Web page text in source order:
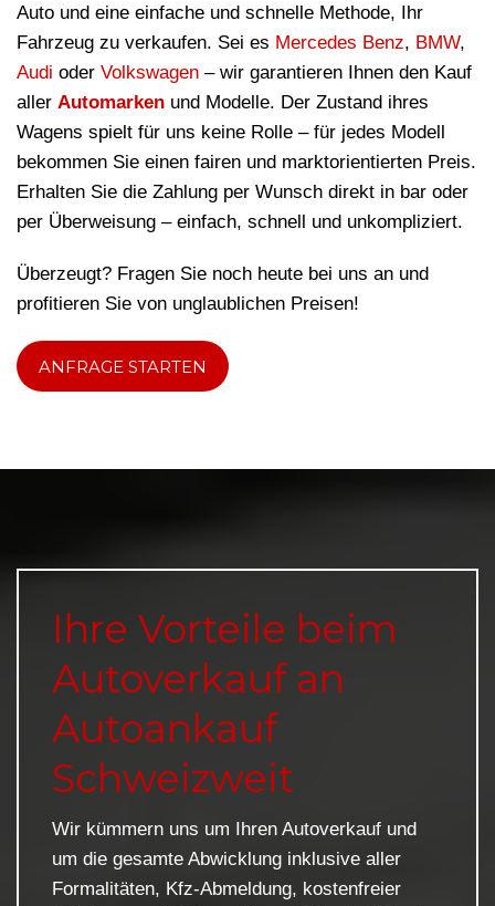
Auto und eine einfache und schnelle Methode, Ihr
Fahrzeug zu verkaufen. Sei es Mercedes Benz, BMW,
Audi oder Volkswagen – wir garantieren Ihnen den Kauf
aller Automarken und Modelle. Der Zustand ihres
Wagens spielt für uns keine Rolle – für jedes Modell
bekommen Sie einen fairen und marktorientierten Preis.
Erhalten Sie die Zahlung per Wunsch direkt in bar oder
per Überweisung – einfach, schnell und unkompliziert.
Überzeugt? Fragen Sie noch heute bei uns an und
profitieren Sie von unglaublichen Preisen!
ANFRAGE STARTEN
Ihre Vorteile beim
Autoverkauf an
Autoankauf
Schweizweit
Wir kümmern uns um Ihren Autoverkauf und
um die gesamte Abwicklung inklusive aller
Formalitäten, Kfz-Abmeldung, kostenfreier